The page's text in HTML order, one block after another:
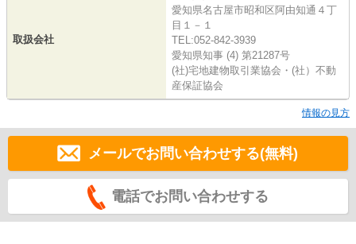
取扱会社
愛知県名古屋市昭和区阿由知通４丁
目１－１
TEL:052-842-3939
愛知県知事 (4) 第21287号
(社)宅地建物取引業協会・(社）不動
産保証協会
情報の見方
メールでお問い合わせする(無料)
電話でお問い合わせする